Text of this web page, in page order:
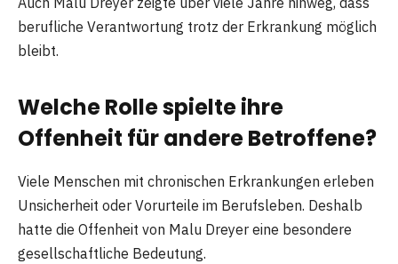
berufliche Verantwortung trotz der Erkrankung möglich
bleibt.
Welche Rolle spielte ihre
Offenheit für andere Betroffene?
Viele Menschen mit chronischen Erkrankungen erleben
Unsicherheit oder Vorurteile im Berufsleben. Deshalb
hatte die Offenheit von Malu Dreyer eine besondere
gesellschaftliche Bedeutung.